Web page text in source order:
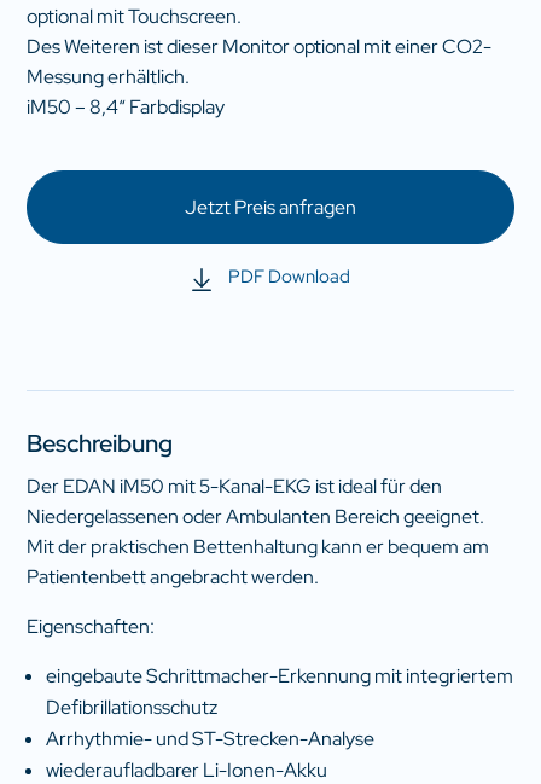
optional mit Touchscreen.
Des Weiteren ist dieser Monitor optional mit einer CO2-
Messung erhältlich.
iM50 – 8,4“ Farbdisplay
Jetzt Preis anfragen
PDF Download
Beschreibung
Der EDAN iM50 mit 5-Kanal-EKG ist ideal für den
Niedergelassenen oder Ambulanten Bereich geeignet.
Mit der praktischen Bettenhaltung kann er bequem am
Patientenbett angebracht werden.
Eigenschaften:
eingebaute Schrittmacher-Erkennung mit integriertem
Defibrillationsschutz
Arrhythmie- und ST-Strecken-Analyse
wiederaufladbarer Li-Ionen-Akku